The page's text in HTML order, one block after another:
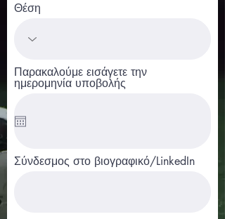
Θέση
Παρακαλούμε εισάγετε την
ημερομηνία υποβολής
Σύνδεσμος στο βιογραφικό/LinkedIn